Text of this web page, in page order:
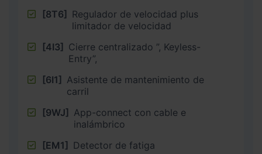
[8T6] Regulador de velocidad plus
limitador de velocidad
[4I3] Cierre centralizado ”, Keyless-
Entry”,
[6I1] Asistente de mantenimiento de
carril
[9WJ] App-connect con cable e
inalámbrico
[EM1] Detector de fatiga